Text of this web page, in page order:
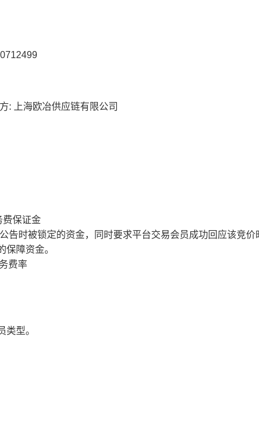
: 上海欧冶供应链有限公司
费保证金
告时被锁定的资金，同时要求平台交易会员成功回应该竞价
障资金。
费率
型。